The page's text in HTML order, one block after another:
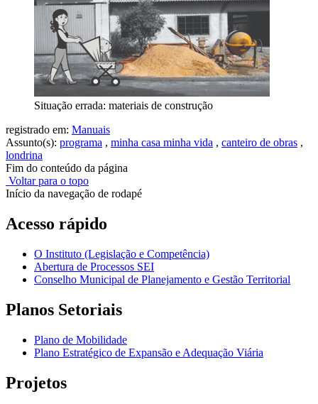
Situação errada: materiais de construção
registrado em: Manuais
Assunto(s): programa , minha casa minha vida , canteiro de obras ,
londrina
Fim do conteúdo da página
Voltar para o topo
Início da navegação de rodapé
Acesso rápido
O Instituto (Legislação e Competência)
Abertura de Processos SEI
Conselho Municipal de Planejamento e Gestão Territorial
Planos Setoriais
Plano de Mobilidade
Plano Estratégico de Expansão e Adequação Viária
Projetos